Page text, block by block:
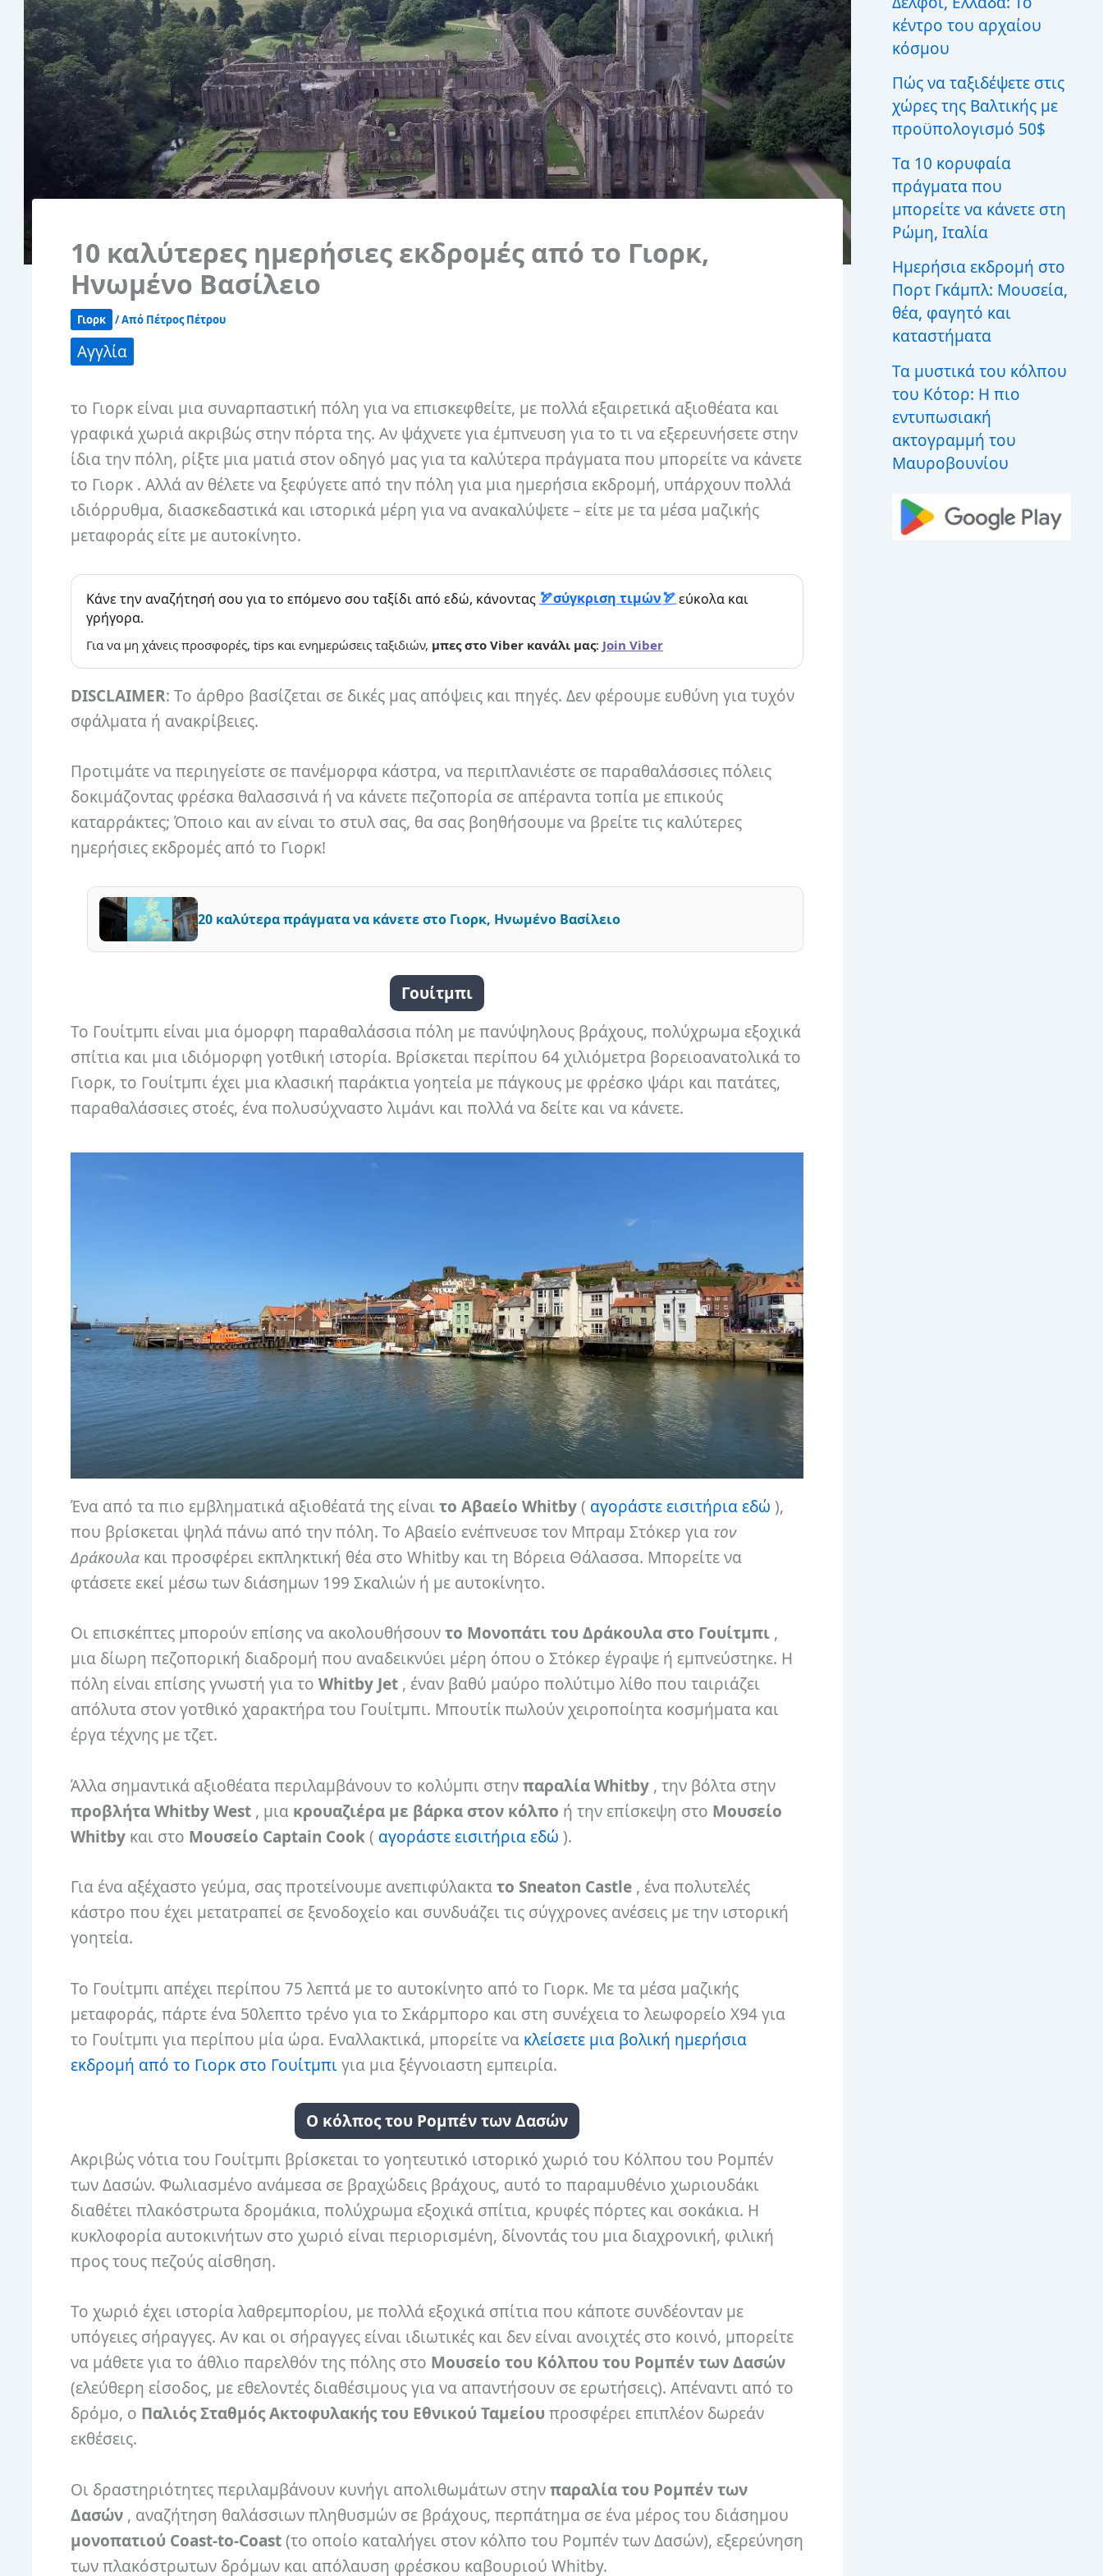
10 καλύτερες ημερήσιες εκδρομές από το Γιορκ,
Ηνωμένο Βασίλειο
Γιορκ / Από Πέτρος Πέτρου
Αγγλία
το Γιορκ είναι μια συναρπαστική πόλη για να επισκεφθείτε, με πολλά εξαιρετικά αξιοθέατα και
γραφικά χωριά ακριβώς στην πόρτα της. Αν ψάχνετε για έμπνευση για το τι να εξερευνήσετε στην
ίδια την πόλη, ρίξτε μια ματιά στον οδηγό μας για τα καλύτερα πράγματα που μπορείτε να κάνετε
το Γιορκ . Αλλά αν θέλετε να ξεφύγετε από την πόλη για μια ημερήσια εκδρομή, υπάρχουν πολλά
ιδιόρρυθμα, διασκεδαστικά και ιστορικά μέρη για να ανακαλύψετε – είτε με τα μέσα μαζικής
μεταφοράς είτε με αυτοκίνητο.
Κάνε την αναζήτησή σου για το επόμενο σου ταξίδι από εδώ, κάνοντας σύγκριση τιμών
εύκολα και
γρήγορα.
Για να μη χάνεις προσφορές, tips και ενημερώσεις ταξιδιών, μπες στο Viber κανάλι μας: Join Viber
DISCLAIMER: Το άρθρο βασίζεται σε δικές μας απόψεις και πηγές. Δεν φέρουμε ευθύνη για τυχόν
σφάλματα ή ανακρίβειες.
Προτιμάτε να περιηγείστε σε πανέμορφα κάστρα, να περιπλανιέστε σε παραθαλάσσιες πόλεις
δοκιμάζοντας φρέσκα θαλασσινά ή να κάνετε πεζοπορία σε απέραντα τοπία με επικούς
καταρράκτες; Όποιο και αν είναι το στυλ σας, θα σας βοηθήσουμε να βρείτε τις καλύτερες
ημερήσιες εκδρομές από το Γιορκ!
20 καλύτερα πράγματα να κάνετε στο Γιορκ, Ηνωμένο Βασίλειο
Γουίτμπι
Το Γουίτμπι είναι μια όμορφη παραθαλάσσια πόλη με πανύψηλους βράχους, πολύχρωμα εξοχικά
σπίτια και μια ιδιόμορφη γοτθική ιστορία. Βρίσκεται περίπου 64 χιλιόμετρα βορειοανατολικά το
Γιορκ, το Γουίτμπι έχει μια κλασική παράκτια γοητεία με πάγκους με φρέσκο ψάρι και πατάτες,
παραθαλάσσιες στοές, ένα πολυσύχναστο λιμάνι και πολλά να δείτε και να κάνετε.
Ένα από τα πιο εμβληματικά αξιοθέατά της είναι το Αβαείο Whitby( αγοράστε εισιτήρια εδώ ),
που βρίσκεται ψηλά πάνω από την πόλη. Το Αβαείο ενέπνευσε τον Μπραμ Στόκερ για τον
Δράκουλα και προσφέρει εκπληκτική θέα στο Whitby και τη Βόρεια Θάλασσα. Μπορείτε να
φτάσετε εκεί μέσω των διάσημων 199 Σκαλιών ή με αυτοκίνητο.
Οι επισκέπτες μπορούν επίσης να ακολουθήσουντο Μονοπάτι του Δράκουλα στο Γουίτμπι ,
μια δίωρη πεζοπορική διαδρομή που αναδεικνύει μέρη όπου ο Στόκερ έγραψε ή εμπνεύστηκε. Η
πόλη είναι επίσης γνωστή για το Whitby Jet , έναν βαθύ μαύρο πολύτιμο λίθο που ταιριάζει
απόλυτα στον γοτθικό χαρακτήρα του Γουίτμπι. Μπουτίκ πωλούν χειροποίητα κοσμήματα και
έργα τέχνης με τζετ.
Άλλα σημαντικά αξιοθέατα περιλαμβάνουν το κολύμπι στηνπαραλία Whitby , την βόλτα στην
προβλήτα Whitby West , μια κρουαζιέρα με βάρκα στον κόλπο ή την επίσκεψη στο Μουσείο
Whitby και στο Μουσείο Captain Cook( αγοράστε εισιτήρια εδώ ).
Για ένα αξέχαστο γεύμα, σας προτείνουμε ανεπιφύλακτατο Sneaton Castle , ένα πολυτελές
κάστρο που έχει μετατραπεί σε ξενοδοχείο και συνδυάζει τις σύγχρονες ανέσεις με την ιστορική
γοητεία.
Το Γουίτμπι απέχει περίπου 75 λεπτά με το αυτοκίνητο από το Γιορκ. Με τα μέσα μαζικής
μεταφοράς, πάρτε ένα 50λεπτο τρένο για το Σκάρμπορο και στη συνέχεια το λεωφορείο X94 για
το Γουίτμπι για περίπου μία ώρα. Εναλλακτικά, μπορείτε να κλείσετε μια βολική ημερήσια
εκδρομή από το Γιορκ στο Γουίτμπιγια μια ξέγνοιαστη εμπειρία.
Ο κόλπος του Ρομπέν των Δασών
Ακριβώς νότια του Γουίτμπι βρίσκεται το γοητευτικό ιστορικό χωριό του Κόλπου του Ρομπέν
των Δασών. Φωλιασμένο ανάμεσα σε βραχώδεις βράχους, αυτό το παραμυθένιο χωριουδάκι
διαθέτει πλακόστρωτα δρομάκια, πολύχρωμα εξοχικά σπίτια, κρυφές πόρτες και σοκάκια. Η
κυκλοφορία αυτοκινήτων στο χωριό είναι περιορισμένη, δίνοντάς του μια διαχρονική, φιλική
προς τους πεζούς αίσθηση.
Το χωριό έχει ιστορία λαθρεμπορίου, με πολλά εξοχικά σπίτια που κάποτε συνδέονταν με
υπόγειες σήραγγες. Αν και οι σήραγγες είναι ιδιωτικές και δεν είναι ανοιχτές στο κοινό, μπορείτε
να μάθετε για το άθλιο παρελθόν της πόλης στο Μουσείο του Κόλπου του Ρομπέν των Δασών
(ελεύθερη είσοδος, με εθελοντές διαθέσιμους για να απαντήσουν σε ερωτήσεις). Απέναντι από το
δρόμο, ο Παλιός Σταθμός Ακτοφυλακής του Εθνικού Ταμείουπροσφέρει επιπλέον δωρεάν
εκθέσεις.
Οι δραστηριότητες περιλαμβάνουν κυνήγι απολιθωμάτων στηνπαραλία του Ρομπέν των
Δασών , αναζήτηση θαλάσσιων πληθυσμών σε βράχους, περπάτημα σε ένα μέρος του διάσημου
μονοπατιού Coast-to-Coast(το οποίο καταλήγει στον κόλπο του Ρομπέν των Δασών), εξερεύνηση
των πλακόστρωτων δρόμων και απόλαυση φρέσκου καβουριού Whitby.
ι
α
κέντρο του αρχαίου
κόσμου
Πώς να ταξιδέψετε στις
χώρες της Βαλτικής με
προϋπολογισμό 50$
Τα 10 κορυφαία
πράγματα που
μπορείτε να κάνετε στη
Ρώμη, Ιταλία
Ημερήσια εκδρομή στο
Πορτ Γκάμπλ: Μουσεία,
θέα, φαγητό και
καταστήματα
Τα μυστικά του κόλπου
του Κότορ: Η πιο
εντυπωσιακή
ακτογραμμή του
Μαυροβουνίου